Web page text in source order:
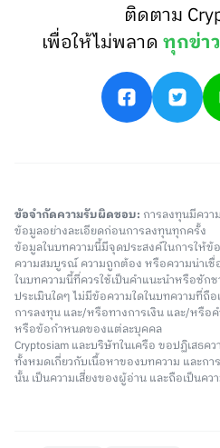
ติดตาม
เพื่อให้ไม่พลาดทุกข่า
ข้อจำกัดความรับผิดชอบ: การลงทุนมีควา
ข้อมูลอย่างละเอียดก่อนการลงทุนทุกครั้ง
ข้อมูลในบทความนี้มีจุดประสงค์ในการให้ข้
ความสมบูรณ์ ความถูกต้อง หรือความน่าเ
ในบทความนี้ที่ควรใช้เป็นคำแนะนำหรือชัก
ประเมินใดๆ ไม่มีข้อความใดในบทความที่ถื
การลงทุน และ/หรือทางการเงิน และ/หรือ
หรือข้อกำหนดของแต่ละบุคคล
Cryptosiam และบริษัทในเครือ ขอปฏิเสธ
ทั้งหมดเกี่ยวกับเนื้อหาของบทความ และกา
นั้น เป็นความเสี่ยงของผู้อ่าน และถือเป็นคว